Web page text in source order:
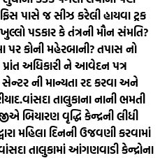
પાસે જ સીઝ કરેલી હાયવા ટ્રક
પડકાર કે તંત્રની મૌન સંમતિ?
પર કોની મહેરબાની? તપાસ નો
પ્રાંત અધિકારી ને આવેદન પત્ર
ની માન્યતા રદ કરવા અને
વાંસદા તાલુકાના નાની ભમતી
બિયારણ વૃદ્ધિ કેન્દ્રની લીધી
મહિલા દિનની ઉજવણી કરવામાં
તાલુકામાં આંગણવાડી કેન્દ્રોના